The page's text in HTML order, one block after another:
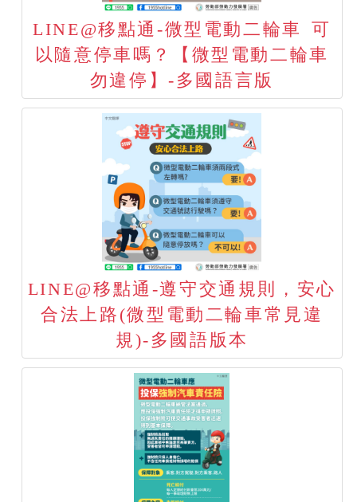
LINE@移點通-微型電動二輪車 可
以隨意停車嗎？【微型電動二輪車
勿違停】-多國語言版
LINE@移點通-遵守交通規則，安心
合法上路(微型電動二輪車常見違
規)-多國語版本